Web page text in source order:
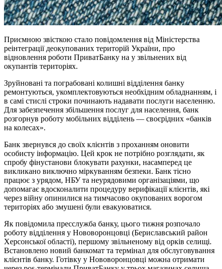
Приємною звісткою стало повідомлення від Міністерства
реінтеграції деокупованих територій України, про
відновлення роботи ПриватБанку на у звільнених від
окупантів територіях.
Зруйновані та пограбовані колишні відділення банку
ремонтуються, укомплектовуються необхідним обладнанням, і
в самі стислі строки починають надавати послуги населенню.
Для забезпечення збільшення послуг для населення, банк
розгорнув роботу мобільних відділень — своєрідних «банків
на колесах».
Банк звернувся до своїх клієнтів з проханням оновити
особисту інформацію. Цей крок не потрібно розглядати, як
спробу фінустанови блокувати рахунки, насамперед це
викликано виключно міркуванням безпеки. Банк тісно
працює з урядом, НБУ та неурядовими організаціями, що
допомагає вдосконалити процедуру верифікації клієнтів, які
через війну опинилися на тимчасово окупованих ворогом
територіях або змушені були евакуюватися.
Як повідомила пресслужба банку, цього тижня розпочало
роботу відділення у Нововоронцовці (Бериславський район
Херсонської області), першому звільненому від орків селищі.
Встановлено новий банкомат та термінал для обслуговування
клієнтів банку. Готівку у Нововоронцовці можна отримати